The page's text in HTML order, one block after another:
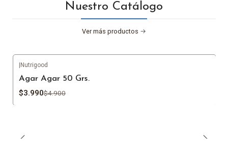
Nuestro Catálogo
Ver más productos
Nutrigood
Agar Agar 50 Grs.
$3.990$4.900